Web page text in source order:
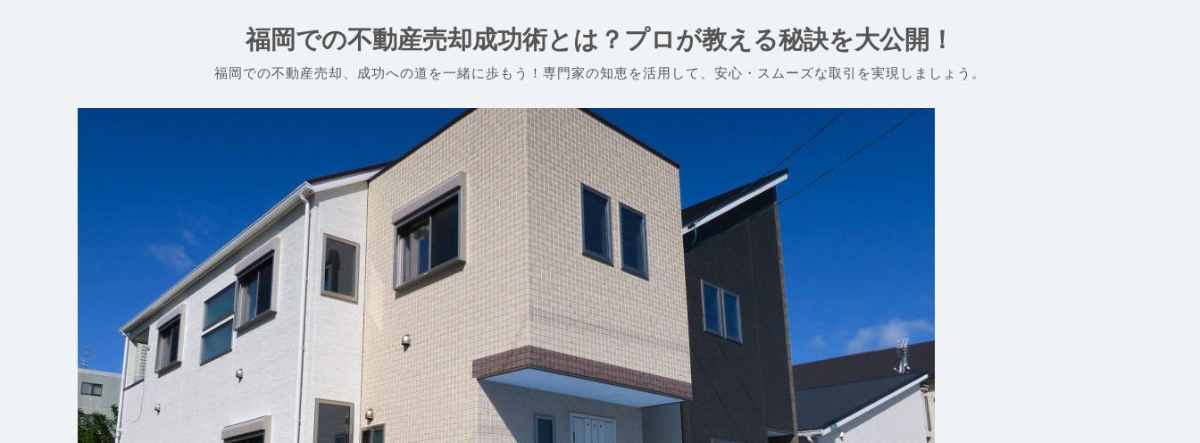
福岡での不動産売却成功術とは？プロが教える秘訣を大公開！
福岡での不動産売却、成功への道を一緒に歩もう！専門家の知恵を活用して、安心・スムーズな取引を実現しましょう。